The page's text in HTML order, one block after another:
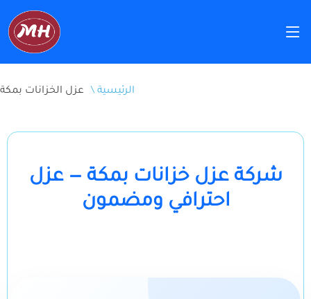
عزل الخزانات بمكة \ الرئيسية
شركة عزل خزانات بمكة — عزل
احترافي ومضمون
1
2
3
4